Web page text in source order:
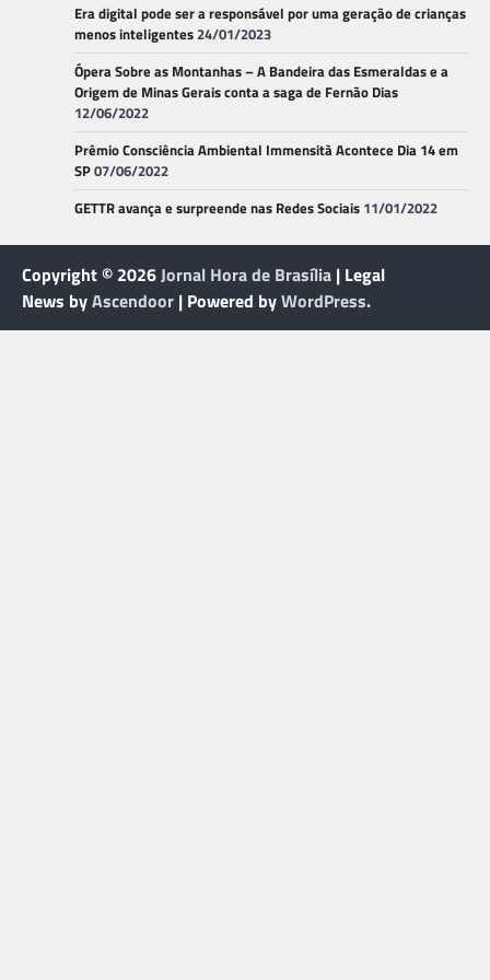
Era digital pode ser a responsável por uma geração de crianças
menos inteligentes24/01/2023
Ópera Sobre as Montanhas – A Bandeira das Esmeraldas e a
Origem de Minas Gerais conta a saga de Fernão Dias
12/06/2022
Prêmio Consciência Ambiental Immensità Acontece Dia 14 em
SP07/06/2022
GETTR avança e surpreende nas Redes Sociais 11/01/2022
Copyright © 2026Jornal Hora de Brasília | Legal
News byAscendoor | Powered byWordPress.